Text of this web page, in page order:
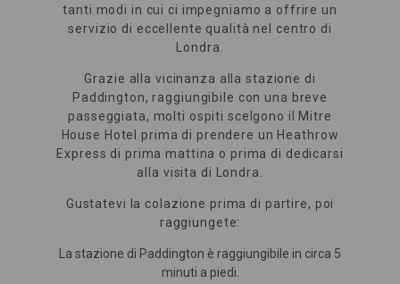
tanti modi in cui ci impegniamo a offrire un
servizio di eccellente qualità nel centro di
Londra.
Grazie alla vicinanza alla stazione di
Paddington, raggiungibile con una breve
passeggiata, molti ospiti scelgono il Mitre
House Hotel prima di prendere un Heathrow
Express di prima mattina o prima di dedicarsi
alla visita di Londra.
Gustatevi la colazione prima di partire, poi
raggiungete:
La stazione di Paddington è raggiungibile in circa 5
minuti a piedi.